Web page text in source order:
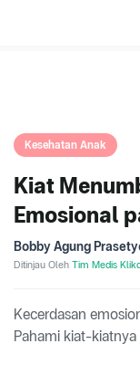
Kesehatan Anak
Kiat
Emosional
Bobby Agung
Ditinjau Oleh Tim Medis
Kecerdasan
Pahami kiat-